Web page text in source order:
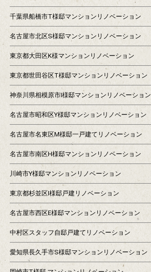
千葉県船橋市T様邸マンションリノベーション
名古屋市北区S様邸マンションリノベーション
東京都大田区K様マンションリノベーション
東京都世田谷区T様邸マンションリノベーション
神奈川県相模原市I様邸マンションリノベーション
名古屋市昭和区Y様邸マンションリノベーション
名古屋市名東区M様邸一戸建てリノベーション
名古屋市南区H様邸マンションリノベーション
川崎市Y様邸マンションリノベーション
東京都杉並区I様邸戸建リノベーション
名古屋市西区E様邸マンションリノベーション
中村区スタッフ自邸戸建てリノベーション
愛知県長久手市S様邸マンションリノベーション